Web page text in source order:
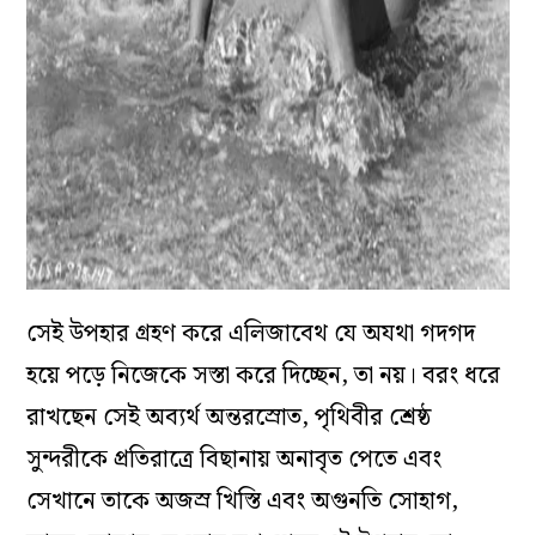
সেই উপহার গ্রহণ করে এলিজাবেথ যে অযথা গদগদ
হয়ে পড়ে নিজেকে সস্তা করে দিচ্ছেন, তা নয়। বরং ধরে
রাখছেন সেই অব্যর্থ অন্তরস্রোত, পৃথিবীর শ্রেষ্ঠ
সুন্দরীকে প্রতিরাত্রে বিছানায় অনাবৃত পেতে এবং
সেখানে তাকে অজস্র খিস্তি এবং অগুনতি সোহাগ,